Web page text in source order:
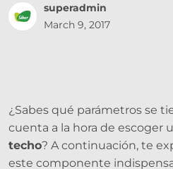
superadmin
March 9, 2017
¿Sabes qué parámetros se
cuenta a la hora de escoger
techo? A continuación, te
este componente